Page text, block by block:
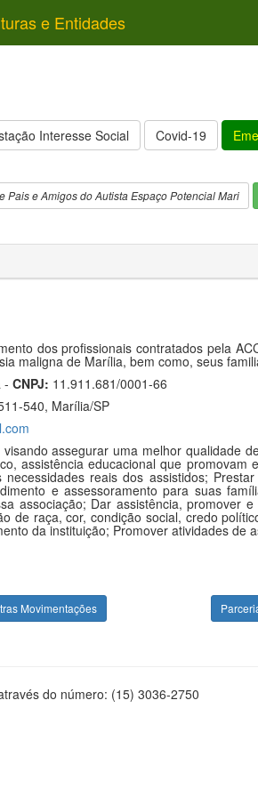
e Entidades
Interesse Social Covid-19
Pais e Amigos do Autista Espaço Potencial Mari
dos profissionais contratados pela
maligna de Marília, bem como, seus
- CNPJ: 11.911.681/0001-66
540, Marília/SP
assegurar uma melhor qualidade
assistência educacional que
reais dos assistidos;
e assessoramento para suas
associação; Dar assistência,
de raça, cor, condição social, credo
da instituição; Promover atividades de
Movimentações
do número: (15) 3036-2750